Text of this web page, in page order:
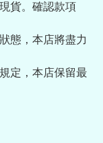
貨。確認款項
態，本店將盡力
定，本店保留最